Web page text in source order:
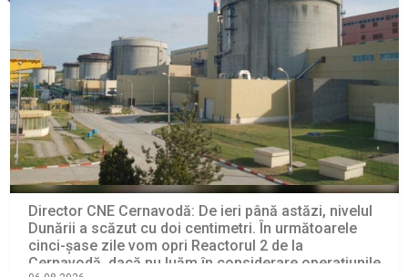
Director CNE Cernavodă: De ieri până astăzi, nivelul
Dunării a scăzut cu doi centimetri. În următoarele
cinci-şase zile vom opri Reactorul 2 de la
Cernavodă, dacă nu luăm în considerare operaţiunile